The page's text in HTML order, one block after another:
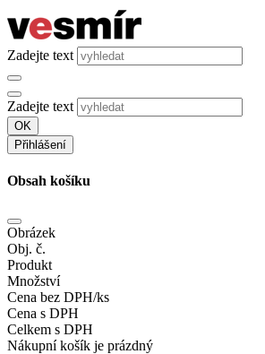
Zadejte text
Zadejte text
OK
Přihlášení
Obsah košíku
Obrázek
Obj. č.
Produkt
Množství
Cena bez DPH/ks
Cena s DPH
Celkem s DPH
Nákupní košík je prázdný